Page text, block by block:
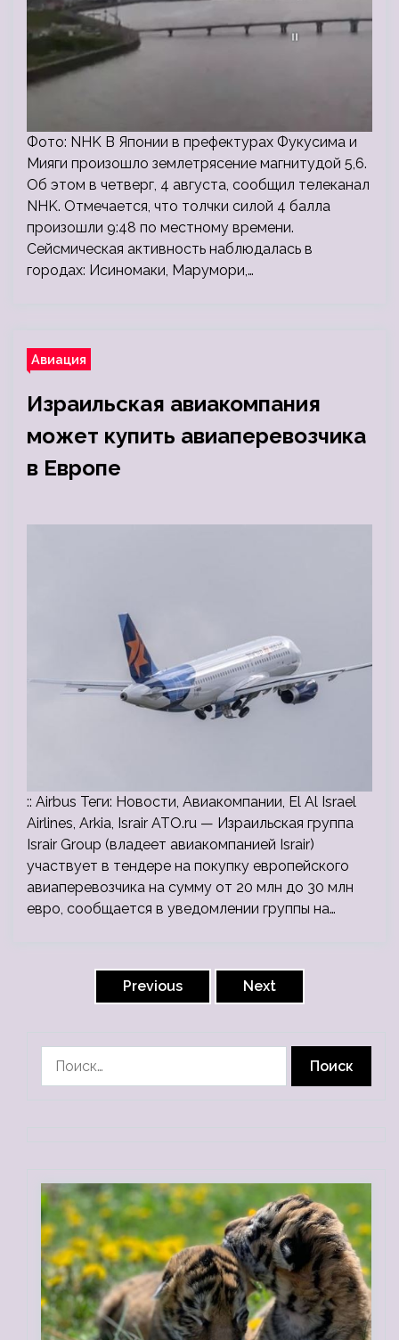
Фото: NHK В Японии в префектурах Фукусима и
Мияги произошло землетрясение магнитудой 5,6.
Об этом в четверг, 4 августа, сообщил телеканал
NHK. Отмечается, что толчки силой 4 балла
произошли 9:48 по местному времени.
Сейсмическая активность наблюдалась в
городах: Исиномаки, Марумори,…
Авиация
Израильская авиакомпания
может купить авиаперевозчика
в Европе
:: Airbus Теги: Новости, Авиакомпании, El Al Israel
Airlines, Arkia, Israir ATO.ru — Израильская группа
Israir Group (владеет авиакомпанией Israir)
участвует в тендере на покупку европейского
авиаперевозчика на сумму от 20 млн до 30 млн
евро, сообщается в уведомлении группы на…
Previous Next